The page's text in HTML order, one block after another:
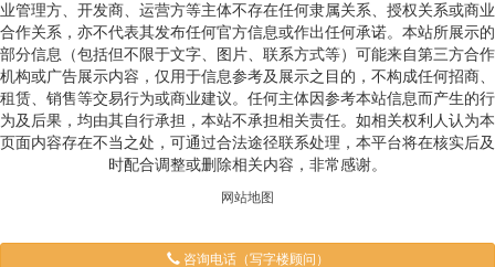
业管理方、开发商、运营方等主体不存在任何隶属关系、授权关系或商业
合作关系，亦不代表其发布任何官方信息或作出任何承诺。本站所展示的
部分信息（包括但不限于文字、图片、联系方式等）可能来自第三方合作
机构或广告展示内容，仅用于信息参考及展示之目的，不构成任何招商、
租赁、销售等交易行为或商业建议。任何主体因参考本站信息而产生的行
为及后果，均由其自行承担，本站不承担相关责任。如相关权利人认为本
页面内容存在不当之处，可通过合法途径联系处理，本平台将在核实后及
时配合调整或删除相关内容，非常感谢。
网站地图
咨询电话（写字楼顾问）